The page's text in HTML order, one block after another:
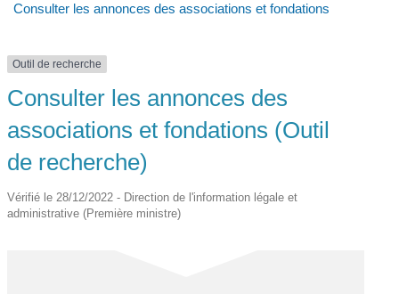
Consulter les annonces des associations et fondations
Outil de recherche
Consulter les annonces des
associations et fondations (Outil
de recherche)
Vérifié le 28/12/2022 - Direction de l'information légale et
administrative (Première ministre)